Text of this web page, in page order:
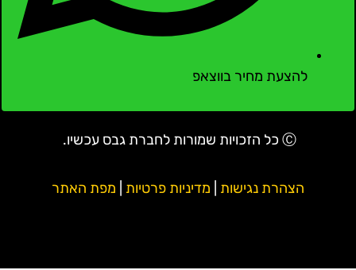
להצעת מחיר בווצאפ
Ⓒ כל הזכויות שמורות לחברת גבס עכשיו.
הצהרת נגישות| מדיניות פרטיות| מפת האתר